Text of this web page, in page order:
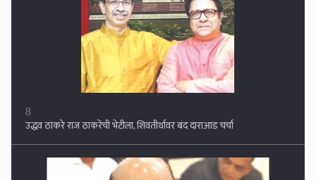
9
महायुतीचे नेते कामावर नाही तर पैशावर मते मागत आहेत !! शरद पवार यांचा गंभीर
आरोप